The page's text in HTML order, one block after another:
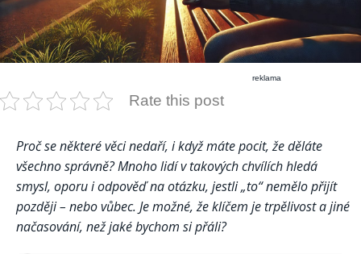
reklama
Rate this post
Proč se některé věci nedaří, i když máte pocit, že děláte
všechno správně? Mnoho lidí v takových chvílích hledá
smysl, oporu i odpověď na otázku, jestli „to“ nemělo přijít
později – nebo vůbec. Je možné, že klíčem je trpělivost a jiné
načasování, než jaké bychom si přáli?